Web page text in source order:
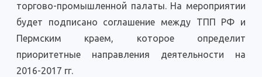
торгово-промышленной палаты. На мероприятии
будет подписано соглашение между ТПП РФ и
Пермским краем, которое определит
приоритетные направления деятельности на
2016-2017 гг.